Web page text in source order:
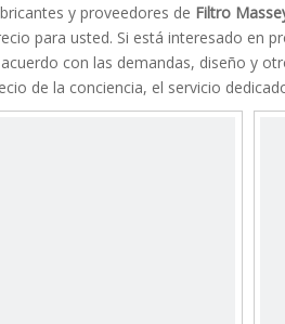
y proveedores de Filtro
para usted. Si está interesado en
con las demandas, diseño y
de la conciencia, el servicio